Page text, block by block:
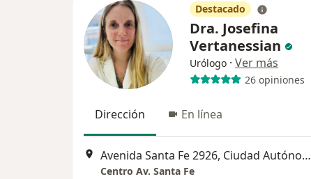
Destacado
Dra. Josefina
Vertanessian
Urólogo · Ver más
26 opiniones
Dirección En línea
Avenida Santa Fe 2926, Ciudad Autónoma de Buenos Aires
Centro Av. Santa Fe